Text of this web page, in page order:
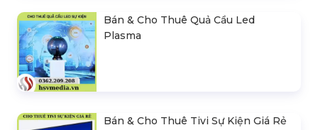
Bán & Cho Thuê Quả Cầu Led
Plasma
Bán & Cho Thuê Tivi Sự Kiện Giá Rẻ